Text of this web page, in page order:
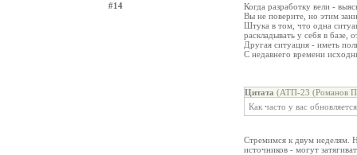
#14
Когда разработку вели -
Вы не поверите, но этим
Штука в том, что одна
раскладывать у себя в базе,
Другая ситуация - иметь
С недавнего времени
Цитата (АТП-23 (Романов
Как часто у вас
Стремимся к двум неделям.
источников - могут